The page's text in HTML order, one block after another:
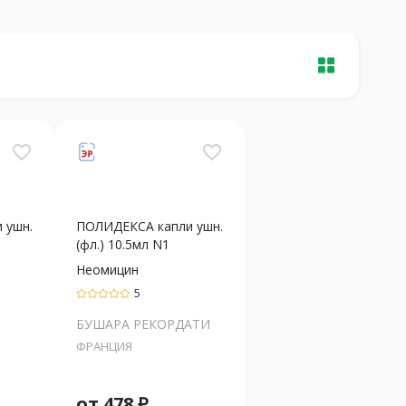
favorite_border
ушн.
favorite_border
ПОЛИДЕКСА капли ушн.
(фл.) 10.5мл N1
Неомицин
5
БУШАРА РЕКОРДАТИ
ФРАНЦИЯ